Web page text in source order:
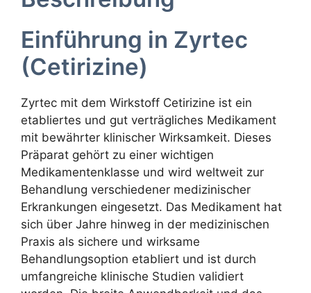
Einführung in Zyrtec
(Cetirizine)
Zyrtec mit dem Wirkstoff Cetirizine ist ein
etabliertes und gut verträgliches Medikament
mit bewährter klinischer Wirksamkeit. Dieses
Präparat gehört zu einer wichtigen
Medikamentenklasse und wird weltweit zur
Behandlung verschiedener medizinischer
Erkrankungen eingesetzt. Das Medikament hat
sich über Jahre hinweg in der medizinischen
Praxis als sichere und wirksame
Behandlungsoption etabliert und ist durch
umfangreiche klinische Studien validiert